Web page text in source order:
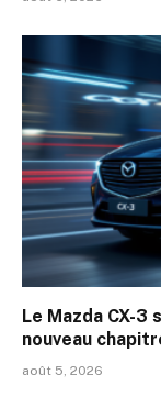
Le Mazda CX-3
nouveau
août 5, 2026